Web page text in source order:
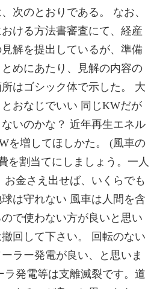
次のとおりである。 なお、
ける方法書審査にて、経産
解を提出しているが、準備
めにあたり、見解の内容の
はゴシック体で示した。 大
おなじでいい 同じKWだが
いのかな？ 近年再生エネル
を増してほしかた。 (風車の
を割当てにしましょう。一人
金さえ出せば、いくらでも
は守れない 風車は人間を含
で使わない方が良いと思い
回して下さい。 回転のない
ラー発電が良い、と思いま
発電等は支離滅裂です。道